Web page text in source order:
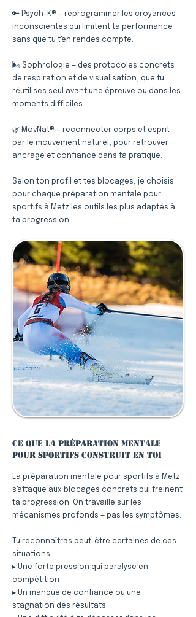
🔑 Psych-K® — reprogrammer les croyances
inconscientes qui limitent ta performance
sans que tu t'en rendes compte.
🌬️ Sophrologie — des protocoles concrets
de respiration et de visualisation, que tu
réutilises seul avant une épreuve ou dans les
moments difficiles.
🌿 MovNat® — reconnecter corps et esprit
par le mouvement naturel, pour retrouver
ancrage et confiance dans ta pratique.
Selon ton profil et tes blocages, je choisis
pour chaque préparation mentale pour
sportifs à Metz les outils les plus adaptés à
ta progression.
Ce que la préparation mentale
pour sportifs construit en toi
La préparation mentale pour sportifs à Metz
s'attaque aux blocages concrets qui freinent
ta progression. On travaille sur les
mécanismes profonds — pas les symptômes.
Tu reconnaîtras peut-être certaines de ces
situations :
▸ Une forte pression qui paralyse en
compétition
▸ Un manque de confiance ou une
stagnation des résultats